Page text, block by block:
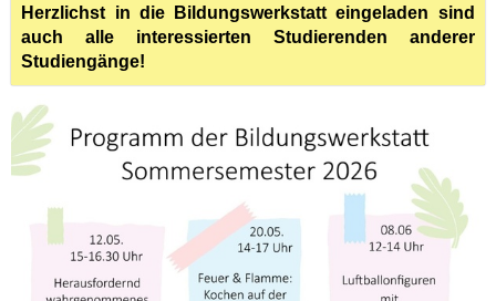
Herzlichst in die Bildungswerkstatt eingeladen sind
auch alle interessierten Studierenden anderer
Studiengänge!